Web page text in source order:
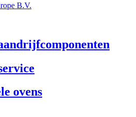
B.V.
ovens